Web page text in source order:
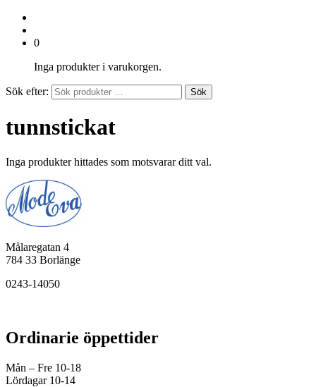
0
Inga produkter i varukorgen.
Sök efter: Sök
tunnstickat
Inga produkter hittades som motsvarar ditt val.
Målaregatan 4
784 33 Borlänge
0243-14050
Ordinarie öppettider
Mån – Fre 10-18
Lördagar 10-14